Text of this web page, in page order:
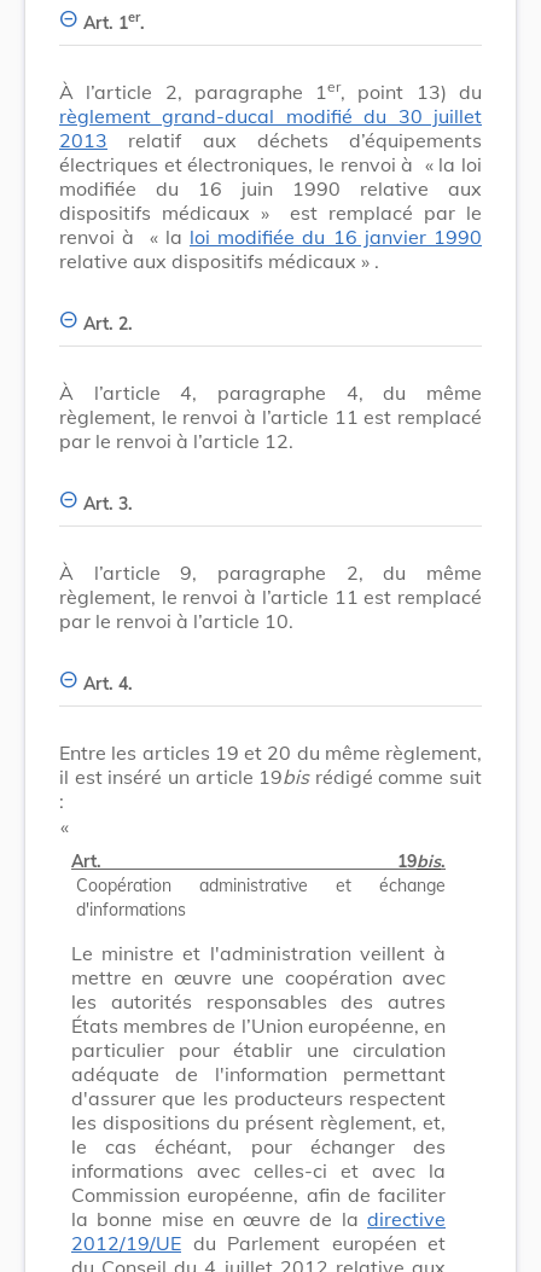
Art. 1er.
À l’article 2, paragraphe 1er, point 13) du
règlement grand-ducal modifié du 30 juillet
2013 relatif aux déchets d’équipements
électriques et électroniques, le renvoi à « la loi
modifiée du 16 juin 1990 relative aux
dispositifs médicaux »
est remplacé par le
renvoi à
« la loi modifiée du 16 janvier 1990
relative aux dispositifs médicaux » .
Art. 2.
À l’article 4, paragraphe 4, du même
règlement, le renvoi à l’article 11 est remplacé
par le renvoi à l’article 12.
Art. 3.
À l’article 9, paragraphe 2, du même
règlement, le renvoi à l’article 11 est remplacé
par le renvoi à l’article 10.
Art. 4.
Entre les articles 19 et 20 du même règlement,
il est inséré un article 19bisrédigé comme suit
:
​ «
Art. 19bis.
Coopération administrative et échange
d'informations
Le ministre et l'administration veillent à
mettre en œuvre une coopération avec
les autorités responsables des autres
États membres de l’Union européenne, en
particulier pour établir une circulation
adéquate de l'information permettant
d'assurer que les producteurs respectent
les dispositions du présent règlement, et,
le cas échéant, pour échanger des
informations avec celles-ci et avec la
Commission européenne, afin de faciliter
la bonne mise en œuvre de la directive
2012/19/UE du Parlement européen et
du Conseil du 4 juillet 2012 relative aux